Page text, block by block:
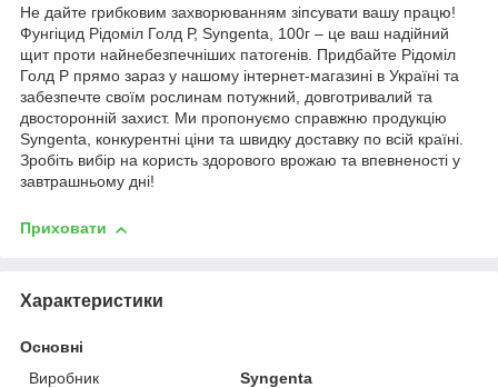
Не дайте грибковим захворюванням зіпсувати вашу працю!
Фунгіцид Рідоміл Голд Р, Syngenta, 100г – це ваш надійний
щит проти найнебезпечніших патогенів. Придбайте Рідоміл
Голд Р прямо зараз у нашому інтернет-магазині в Україні та
забезпечте своїм рослинам потужний, довготривалий та
двосторонній захист. Ми пропонуємо справжню продукцію
Syngenta, конкурентні ціни та швидку доставку по всій країні.
Зробіть вибір на користь здорового врожаю та впевненості у
завтрашньому дні!
Приховати
Характеристики
Основні
Виробник
Syngenta